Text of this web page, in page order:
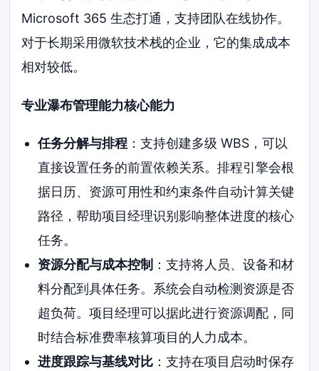
Microsoft 365 生态打通，支持团队在线协作。
对于长期采用微软技术栈的企业，它的集成成本
相对较低。
专业瀑布管理能力核心能力
任务分解与排程：支持创建多级 WBS，可以
直接设置任务的前置依赖关系。排程引擎会根
据日历、资源可用性和约束条件自动计算关键
路径，帮助项目经理识别影响整体进度的核心
任务。
资源分配与成本控制 ：支持将人员、设备和材
料分配到具体任务。系统会自动检测资源是否
超负荷。项目经理可以据此进行资源调配，同
时结合标准费率核算项目的人力成本。
进度跟踪与基线对比：支持在项目启动时保存